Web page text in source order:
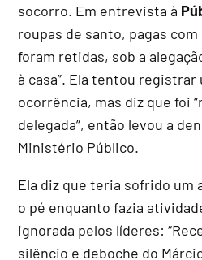
socorro. Em entrevista à
roupas de santo, pagas
foram retidas, sob a
à casa”. Ela tentou
ocorrência, mas diz que foi
delegada”, então levou a
Ministério Público.
Ela diz que teria sofrido um
o pé enquanto fazia
ignorada pelos líderes:
silêncio e deboche do